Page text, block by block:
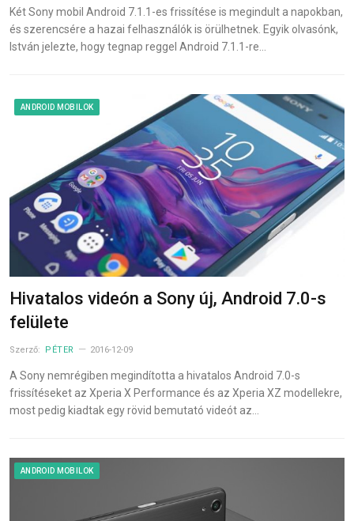
Két Sony mobil Android 7.1.1-es frissítése is megindult a napokban,
és szerencsére a hazai felhasználók is örülhetnek. Egyik olvasónk,
István jelezte, hogy tegnap reggel Android 7.1.1-re…
ANDROID MOBILOK
Hivatalos videón a Sony új, Android 7.0-s
felülete
Szerző: PÉTER 2016-12-09
A Sony nemrégiben megindította a hivatalos Android 7.0-s
frissítéseket az Xperia X Performance és az Xperia XZ modellekre,
most pedig kiadtak egy rövid bemutató videót az…
ANDROID MOBILOK